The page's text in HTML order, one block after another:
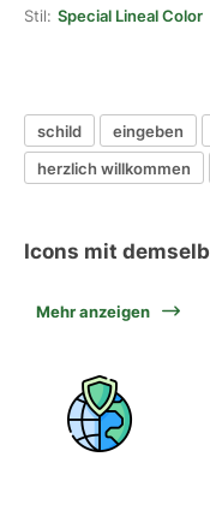
Stil: Special Lineal Color
schild eingeben
herzlich willkommen
Icons mit
Mehr anzeigen